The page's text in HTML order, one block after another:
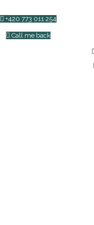
+420 773 011 254
Call me back